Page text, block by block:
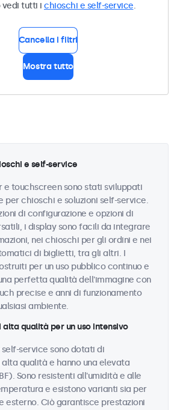
vedi tutti i chioschi e self-service.
Cancella i filtri
Mostra tutto
e self-service
e touchscreen sono stati sviluppati
per chioschi e soluzioni self-service.
di configurazione e opzioni di
i display sono facili da integrare
nei chioschi per gli ordini e nei
di biglietti, tra gli altri. I
per un uso pubblico continuo e
perfetta qualità dell'immagine con
precise e anni di funzionamento
ambiente.
qualità per un uso intensivo
self-service sono dotati di
qualità e hanno una elevata
Sono resistenti all'umidità e alle
e esistono varianti sia per
esterno. Ciò garantisce prestazioni